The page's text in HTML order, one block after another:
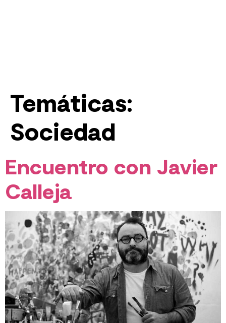
Temáticas:
Sociedad
Encuentro con Javier
Calleja